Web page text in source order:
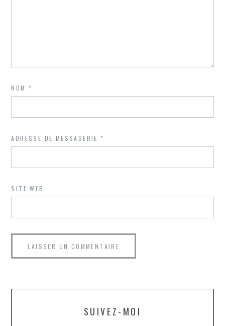
NOM*
ADRESSE DE MESSAGERIE*
SITE WEB
SUIVEZ-MOI